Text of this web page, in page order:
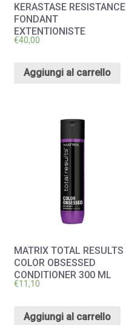
KERASTASE RESISTANCE
FONDANT
EXTENTIONISTE
€40,00
Aggiungi al carrello
MATRIX TOTAL RESULTS
COLOR OBSESSED
CONDITIONER 300 ML
€11,10
Aggiungi al carrello